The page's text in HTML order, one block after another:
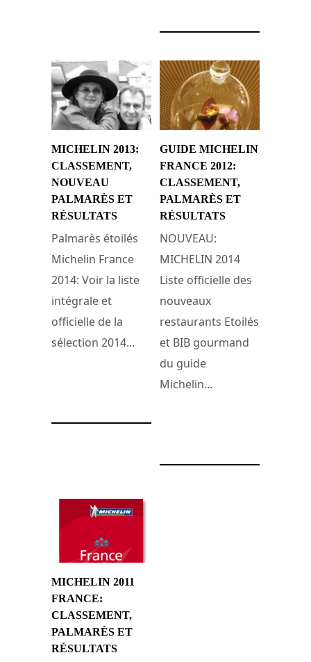
MICHELIN 2013:
CLASSEMENT,
NOUVEAU
PALMARÈS ET
RÉSULTATS
Palmarès étoilés
Michelin France
2014: Voir la liste
intégrale et
officielle de la
sélection 2014...
GUIDE MICHELIN
FRANCE 2012:
CLASSEMENT,
PALMARÈS ET
RÉSULTATS
NOUVEAU:
MICHELIN 2014
Liste officielle des
nouveaux
restaurants Etoilés
et BIB gourmand
du guide
Michelin...
MICHELIN 2011
FRANCE:
CLASSEMENT,
PALMARÈS ET
RÉSULTATS